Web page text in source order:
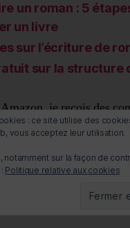
un roman : 5
un livre
sur l’écriture de
sur la structure
je reçois des
: ce site utilise des
vous acceptez leur utilisation.
notamment sur la façon de
Politique relative aux cookies